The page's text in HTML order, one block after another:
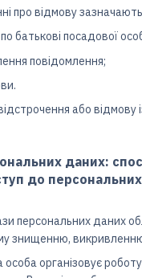
про відмову
батькові посадової
повідомлення;
або
даних:
до персональних
персональних даних
знищенню,
особа організовує